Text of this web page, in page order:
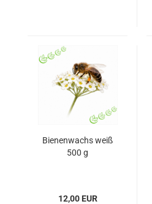
Bienenwachs weiß
500 g
12,00 EUR